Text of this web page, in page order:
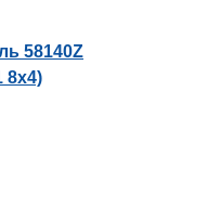
58140Z
8х4)